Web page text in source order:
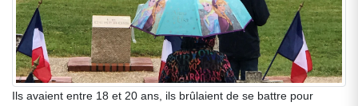
Ils avaient entre 18 et 20 ans, ils brûlaient de se battre pour